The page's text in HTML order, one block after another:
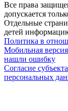
Все права
допускается
Отдельные
детей
Политика в
Мобильная версия
нашли ошибку
Согласие
персональных